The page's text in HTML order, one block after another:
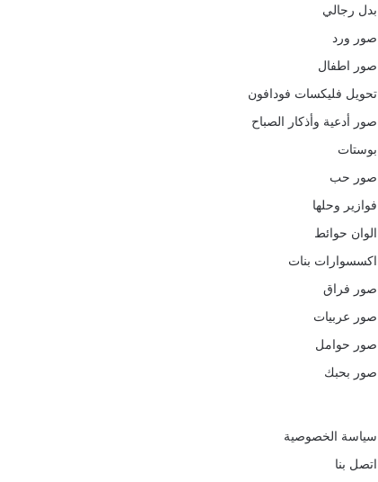
بدل رجالي
صور ورد
صور اطفال
تحويل فليكسات فودافون
صور أدعية وأذكار الصباح
بوستات
صور حب
فوازير وحلها
الوان حوائط
اكسسوارات بنات
صور فراق
صور عربيات
صور حوامل
صور بحبك
سياسة الخصوصية
اتصل بنا